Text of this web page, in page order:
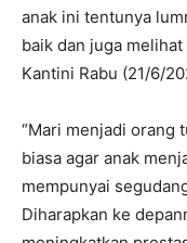
anak ini tentunya
baik dan juga
Kantini Rabu (21/6/
“Mari menjadi orang
biasa agar anak
mempunyai
Diharapkan ke